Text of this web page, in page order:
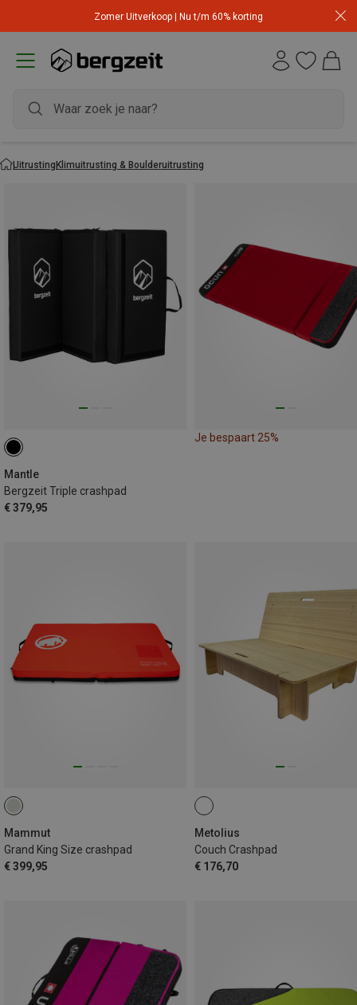
Zomer Uitverkoop | Nu t/m 60% korting
UitrustingKlimuitrusting & Boulderuitrusting
Mantle
Bergzeit Triple crashpad
€ 379,95
Je bespaart 25%
Mammut
Grand King Size crashpad
€ 399,95
Metolius
Couch Crashpad
€ 176,70